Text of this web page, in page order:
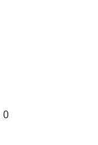
0